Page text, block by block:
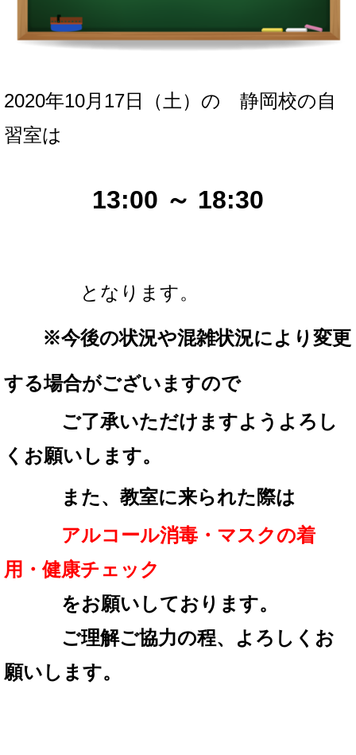
2020年10月17日（土 ）の 静岡校の自
習室は
13:00 ～ 18:30
となります。
※今後の状況や混雑状況により変更
する場合がございますので
ご了承いただけますようよろし
くお願いします。
また、教室に来られた際は
アルコール消毒・マスクの着
用・健康チェック
をお願いしております。
ご理解ご協力の程、
よろしくお
願いします。